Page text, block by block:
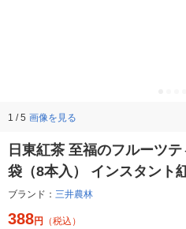
1 / 5 画像を見る
日東紅茶 至福のフルーツ
袋（8本入） インスタント
ブランド： 三井農林
388円 （税込）